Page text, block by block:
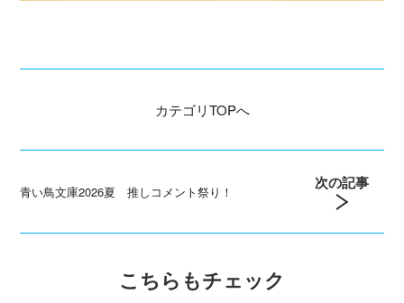
カテゴリTOPへ
青い鳥文庫2026夏 推しコメント祭り！ 次の記事
こちらもチェック